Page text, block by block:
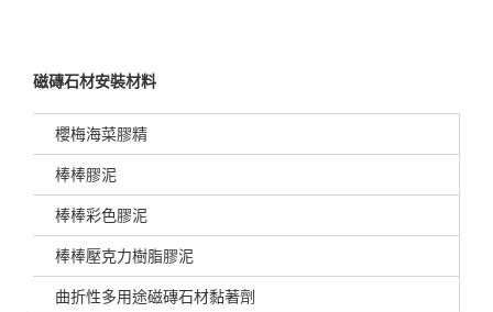
磁磚石材安裝材料
櫻梅海菜膠精
棒棒膠泥
棒棒彩色膠泥
棒棒壓克力樹脂膠泥
曲折性多用途磁磚石材黏著劑